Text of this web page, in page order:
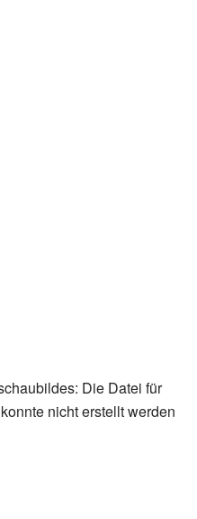
Die Datei für
nicht erstellt werden